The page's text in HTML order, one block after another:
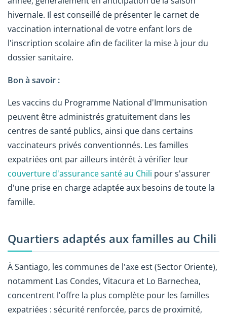
hivernale. Il est conseillé de présenter le carnet de
vaccination international de votre enfant lors de
l'inscription scolaire afin de faciliter la mise à jour du
dossier sanitaire.
Bon à savoir :
Les vaccins du Programme National d'Immunisation
peuvent être administrés gratuitement dans les
centres de santé publics, ainsi que dans certains
vaccinateurs privés conventionnés. Les familles
expatriées ont par ailleurs intérêt à vérifier leur
couverture d'assurance santé au Chili pour s'assurer
d'une prise en charge adaptée aux besoins de toute la
famille.
Quartiers adaptés aux familles au Chili
À Santiago, les communes de l'axe est (Sector Oriente),
notamment Las Condes, Vitacura et Lo Barnechea,
concentrent l'offre la plus complète pour les familles
expatriées : sécurité renforcée, parcs de proximité,